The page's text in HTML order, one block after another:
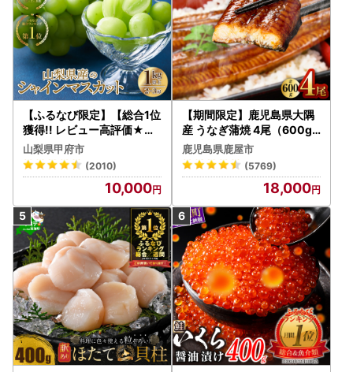
【ふるなび限定】【総合1位
獲得!! レビュー高評価★】
〈2026年度配送分〉山梨
県産 シャインマスカット 2
～3房（1.0kg以上）シャイ
ン フルーツ FN-Limited-S
P
山梨県甲府市
(2010)
10,000
【期間限定】鹿児島県大隅
産 うなぎ蒲焼 4尾（600g
） KN007-004-04-cp18
うなぎ 鰻 魚 惣菜 総菜
鹿児島県鹿屋市
(5769)
18,000